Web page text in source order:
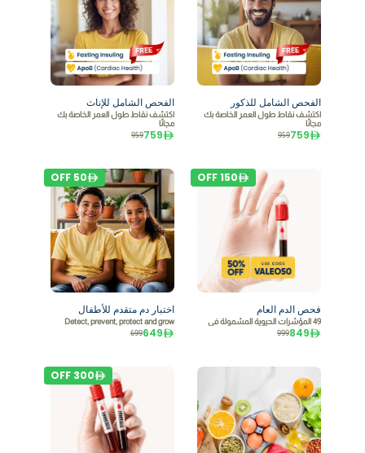
الفحص الشامل للذكور
اكتشف نقاط طول العمر الخاصة بك
مجانًا
759
959
الفحص الشامل للإناث
اكتشف نقاط طول العمر الخاصة بك
مجانًا
759
959
فحص الدم العام
49 المؤشرات الحيوية المشمولة في
849
999
150
OFF
اختبار دم متقدم للأطفال
Detect, prevent, protect and grow
649
699
50
OFF
300
OFF